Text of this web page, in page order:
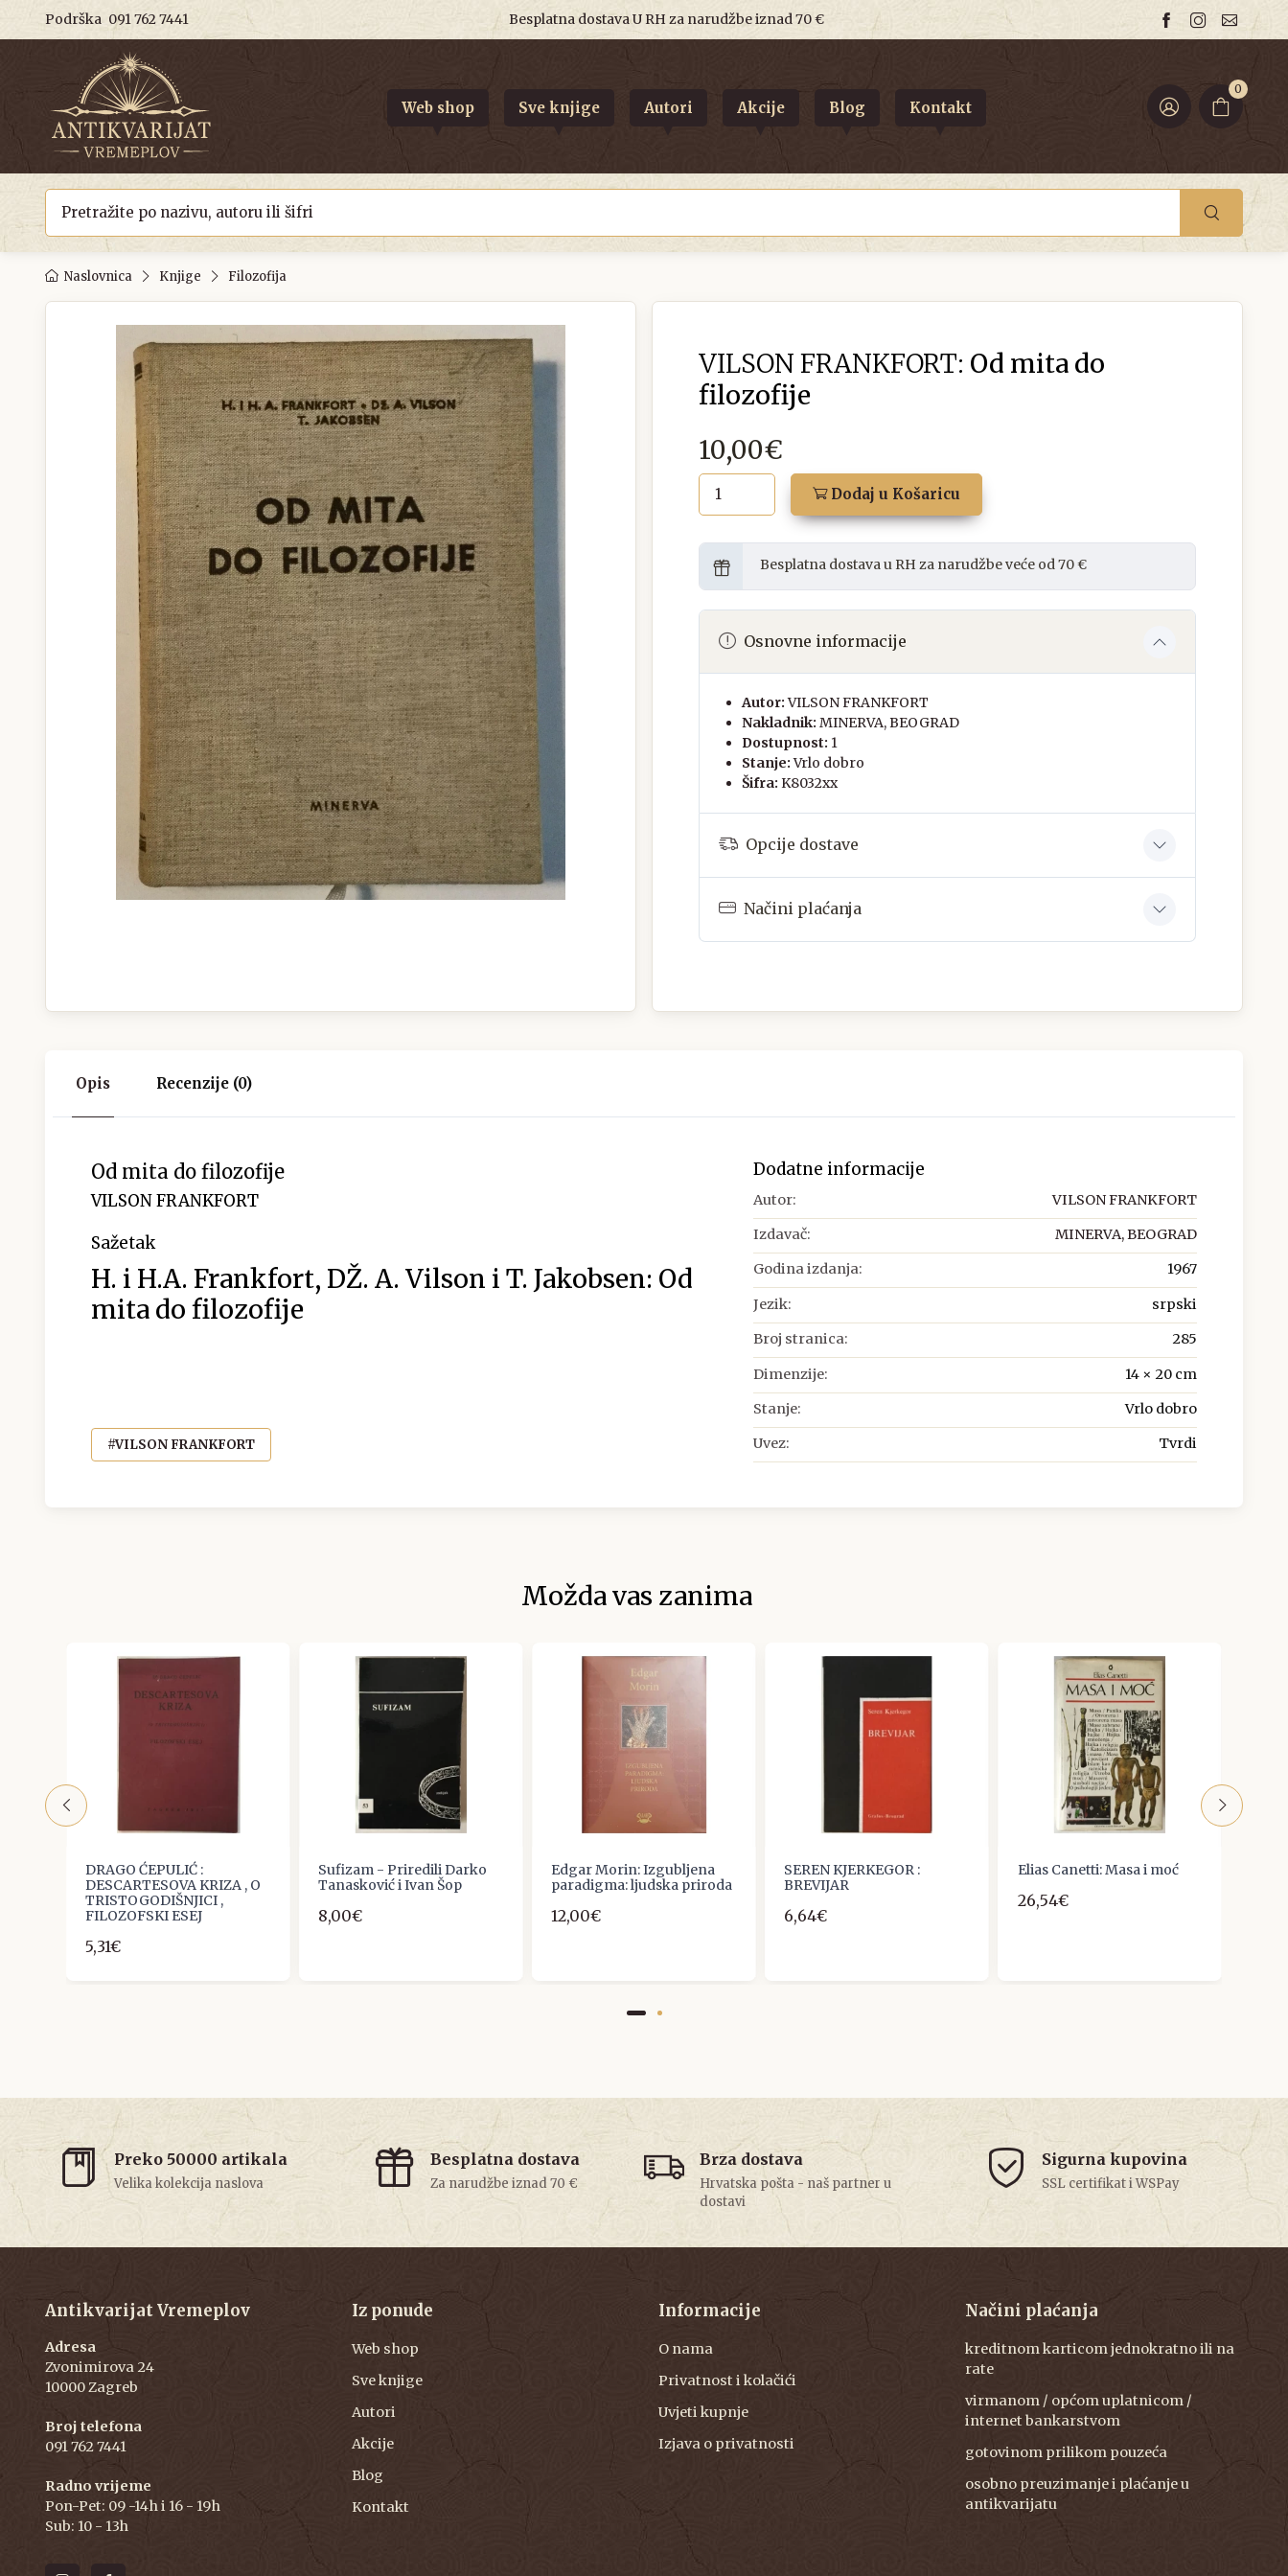
Podrška 091 762 7441 Besplatna dostava U RH za narudžbe iznad 70 €
0
Web shop Sve knjige Autori Akcije Blog Kontakt
Naslovnica Knjige Filozofija
VILSON FRANKFORT: Od mita do
filozofije
10,00€
Dodaj u Košaricu
Besplatna dostava u RH za narudžbe veće od 70 €
Osnovne informacije
Autor: VILSON FRANKFORT
Nakladnik: MINERVA, BEOGRAD
Dostupnost: 1
Stanje:Vrlo dobro
Šifra: K8032xx
Opcije dostave
Načini plaćanja
Opis Recenzije (0)
Od mita do filozofije
VILSON FRANKFORT
Sažetak
H. i H.A. Frankfort, DŽ. A. Vilson i T. Jakobsen: Od
mita do filozofije
#VILSON FRANKFORT
Dodatne informacije
Autor: VILSON FRANKFORT
Izdavač: MINERVA, BEOGRAD
Godina izdanja: 1967
Jezik: srpski
Broj stranica: 285
Dimenzije: 14 × 20 cm
Stanje: Vrlo dobro
Uvez: Tvrdi
Možda vas zanima
DRAGO ĆEPULIĆ :
DESCARTESOVA KRIZA , O
TRISTOGODIŠNJICI ,
FILOZOFSKI ESEJ
5,31€
Sufizam - Priredili Darko
Tanasković i Ivan Šop
8,00€
Edgar Morin: Izgubljena
paradigma: ljudska priroda
12,00€
SEREN KJERKEGOR :
BREVIJAR
6,64€
Elias Canetti: Masa i moć
26,54€
Preko 50000 artikala
Velika kolekcija naslova
Besplatna dostava
Za narudžbe iznad 70 €
Brza dostava
Hrvatska pošta - naš partner u
dostavi
Sigurna kupovina
SSL certifikat i WSPay
Antikvarijat Vremeplov
Adresa
Zvonimirova 24
10000 Zagreb
Broj telefona
091 762 7441
Radno vrijeme
Pon-Pet: 09 -14h i 16 - 19h
Sub: 10 - 13h
Iz ponude
Web shop
Sve knjige
Autori
Akcije
Blog
Kontakt
Informacije
O nama
Privatnost i kolačići
Uvjeti kupnje
Izjava o privatnosti
Načini plaćanja
kreditnom karticom jednokratno ili na
rate
virmanom / općom uplatnicom /
internet bankarstvom
gotovinom prilikom pouzeća
osobno preuzimanje i plaćanje u
antikvarijatu